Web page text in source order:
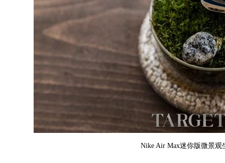
Nike Air Max迷你版微景观